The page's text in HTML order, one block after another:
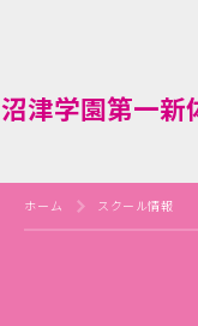
沼津学園第一新
ホーム スクール情報